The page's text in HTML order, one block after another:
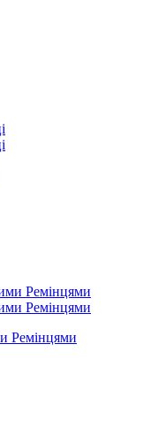
Ремінцями